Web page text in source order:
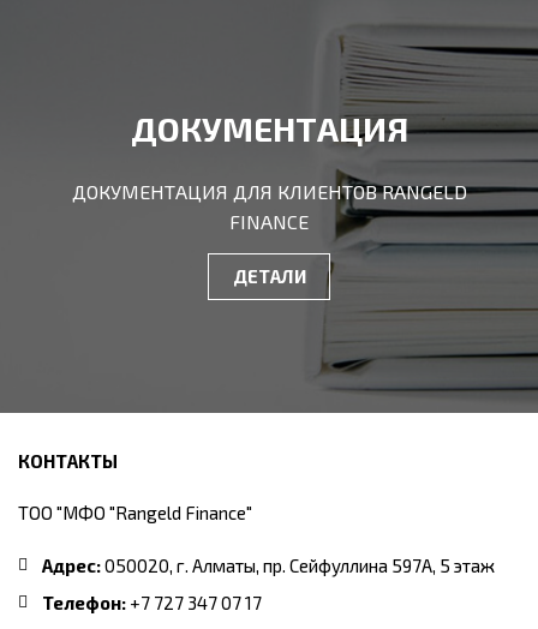
ДОКУМЕНТАЦИЯ
ДОКУМЕНТАЦИЯ ДЛЯ КЛИЕНТОВ RANGELD
FINANCE
ДЕТАЛИ
КОНТАКТЫ
ТОО "МФО "Rangeld Finance"
Адрес:050020, г. Алматы, пр. Сейфуллина 597А, 5 этаж
Телефон: +7 727 347 07 17